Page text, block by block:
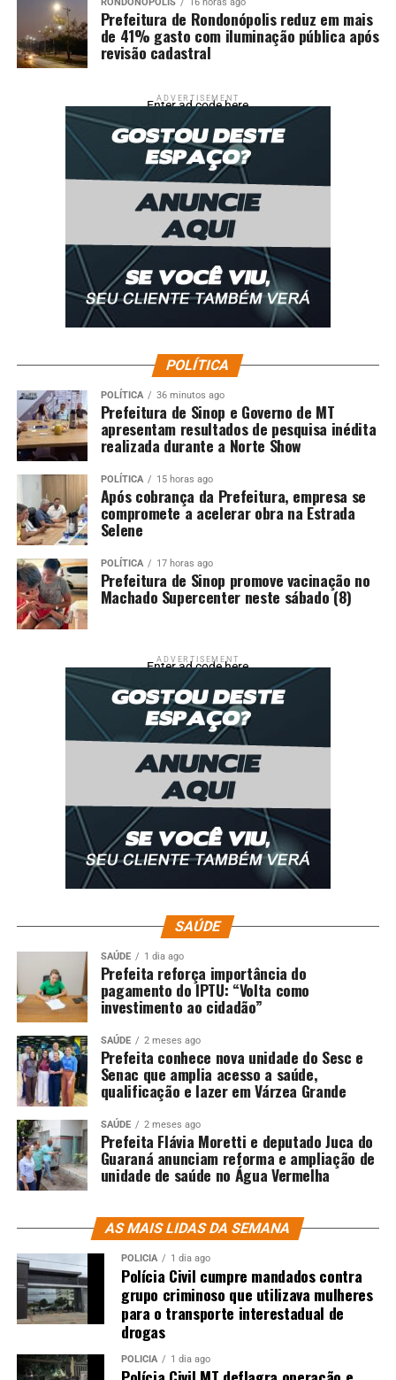
Prefeitura de Rondonópolis reduz em mais
de 41% gasto com iluminação pública após
revisão cadastral
ADVERTISEMENT
Enter ad code here
POLÍTICA
POLÍTICA 36 minutos ago
Prefeitura de Sinop e Governo de MT
apresentam resultados de pesquisa inédita
realizada durante a Norte Show
POLÍTICA 15 horas ago
Após cobrança da Prefeitura, empresa se
compromete a acelerar obra na Estrada
Selene
POLÍTICA 17 horas ago
Prefeitura de Sinop promove vacinação no
Machado Supercenter neste sábado (8)
ADVERTISEMENT
Enter ad code here
SAÚDE
SAÚDE 1 dia ago
Prefeita reforça importância do
pagamento do IPTU: “Volta como
investimento ao cidadão”
SAÚDE 2 meses ago
Prefeita conhece nova unidade do Sesc e
Senac que amplia acesso a saúde,
qualificação e lazer em Várzea Grande
SAÚDE 2 meses ago
Prefeita Flávia Moretti e deputado Juca do
Guaraná anunciam reforma e ampliação de
unidade de saúde no Água Vermelha
AS MAIS LIDAS DA SEMANA
POLÍCIA 1 dia ago
Polícia Civil cumpre mandados contra
grupo criminoso que utilizava mulheres
para o transporte interestadual de
drogas
POLÍCIA 1 dia ago